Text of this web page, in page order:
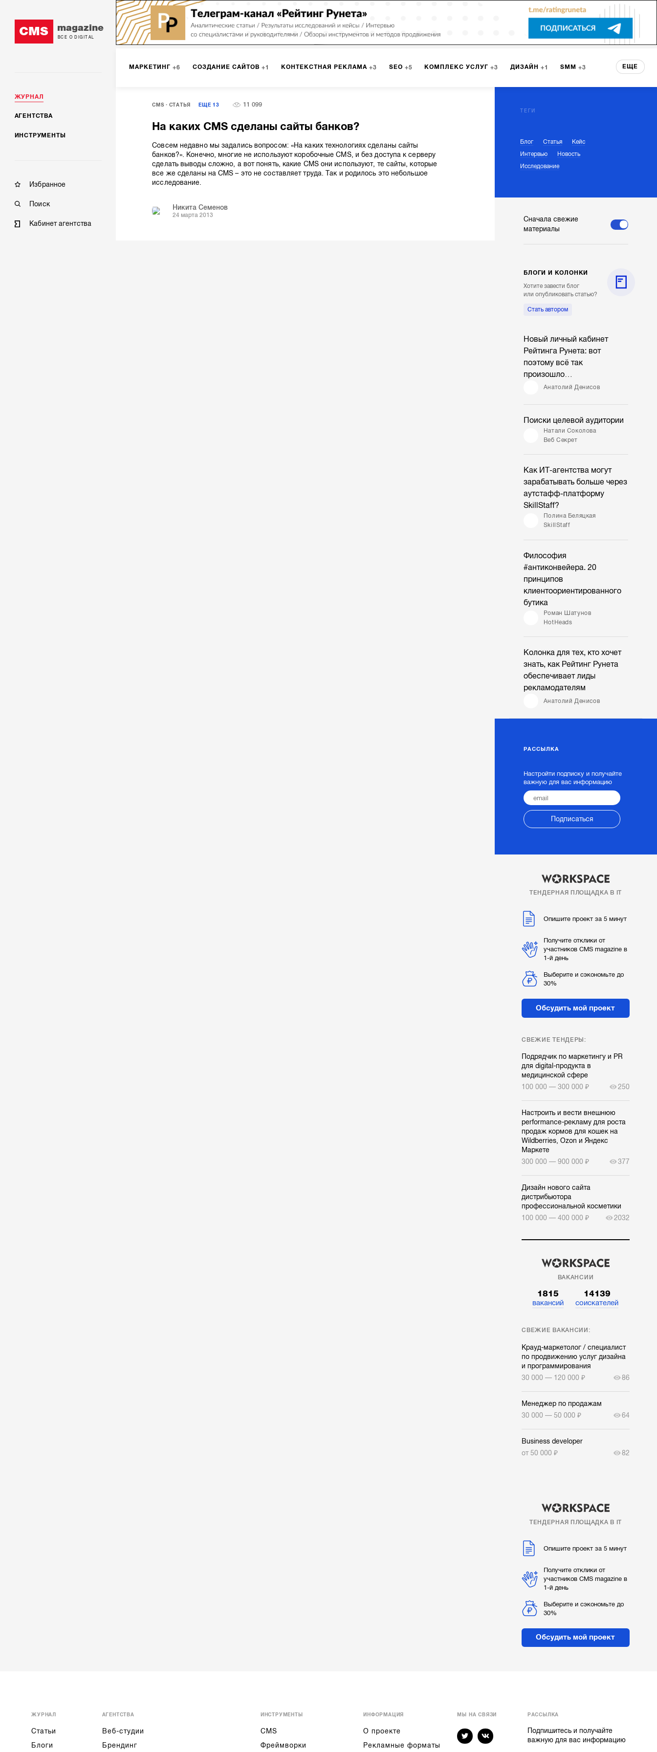
CMS magazine
ВСЕ О DIGITAL
ЖУРНАЛ
АГЕНТСТВА
ИНСТРУМЕНТЫ
Избранное
Поиск
Кабинет агентства
МАРКЕТИНГ 6 СОЗДАНИЕ САЙТОВ 1 КОНТЕКСТНАЯ РЕКЛАМА 3 SEO 5 КОМПЛЕКС УСЛУГ 3 ДИЗАЙН 1 SMM 3
DIGITAL 1 ИНТЕРНЕТ-МАРКЕТИНГ
МОБИЛЬНАЯ РАЗРАБОТКА ЮЗАБИЛИТИ ИНТРАНЕТ МОНИТОРИНГ МЕНЕДЖМЕНТ
ЕЩЕ
CMS СТАТЬЯ ЕЩЕ13 11 099
На каких CMS сделаны сайты банков?
Совсем недавно мы задались вопросом: «На каких технологиях сделаны сайты
банков?». Конечно, многие не используют коробочные CMS, и без доступа к серверу
сделать выводы сложно, а вот понять, какие CMS они используют, те сайты, которые
все же сделаны на CMS – это не составляет труда. Так и родилось это небольшое
исследование.
Никита Семенов
24 марта 2013
ТЕГИ
Блог Статья
Кейс
Интервью
Новость
Исследование
Сначала свежие
материалы
БЛОГИ И КОЛОНКИ
Хотите завести блог
или опубликовать статью?
Стать автором
Новый личный кабинет
Рейтинга Рунета: вот
поэтому всё так
произошло…
Анатолий Денисов
Поиски целевой аудитории
Натали Соколова
Веб Секрет
Как ИТ-агентства могут
зарабатывать больше через
аутстафф-платформу
SkillStaff?
Полина Беляцкая
SkillStaff
Философия
#антиконвейера. 20
принципов
клиентоориентированного
бутика
Роман Шатунов
HotHeads
Колонка для тех, кто хочет
знать, как Рейтинг Рунета
обеспечивает лиды
рекламодателям
Анатолий Денисов
РАССЫЛКА
Настройти подписку и получайте
важную для вас информацию
Подписаться
ТЕНДЕРНАЯ ПЛОЩАДКА В IT
Опишите проект за 5 минут
Получите отклики от
участников CMS magazine в
1-й день
Выберите и сэкономьте до
30%
Обсудить мой проект
СВЕЖИЕ ТЕНДЕРЫ:
Подрядчик по маркетингу и PR
для digital-продукта в
медицинской сфере
100 000 — 300 000 ₽
250
Настроить и вести внешнюю
performance-рекламу для роста
продаж кормов для кошек на
Wildberries, Ozon и Яндекс
Маркете
300 000 — 900 000 ₽
377
Дизайн нового сайта
дистрибьютора
профессиональной косметики
100 000 — 400 000 ₽
2032
ВАКАНСИИ
1815
вакансий
14139
соискателей
СВЕЖИЕ ВАКАНСИИ:
Крауд-маркетолог / специалист
по продвижению услуг дизайна
и программирования
30 000 — 120 000 ₽
86
Менеджер по продажам
30 000 — 50 000 ₽
64
Business developer
от 50 000 ₽
82
ТЕНДЕРНАЯ ПЛОЩАДКА В IT
Опишите проект за 5 минут
Получите отклики от
участников CMS magazine в
1-й день
Выберите и сэкономьте до
30%
Обсудить мой проект
ЖУРНАЛ
Статьи
Блоги
АГЕНТСТВА
Веб-студии
Брендинг
ИНСТРУМЕНТЫ
CMS
Фреймворки
ИНФОРМАЦИЯ
О проекте
Рекламные форматы
МЫ НА СВЯЗИ РАССЫЛКА
Подпишитесь и получайте
важную для вас информацию